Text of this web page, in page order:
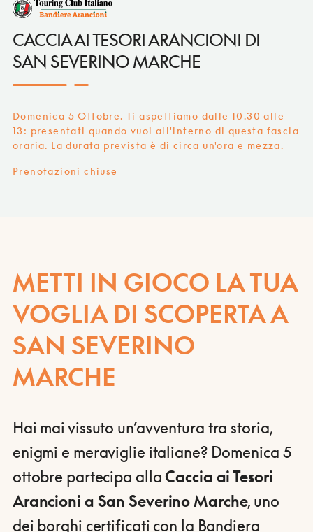
CACCIA AI TESORI ARANCIONI DI
SAN SEVERINO MARCHE
Domenica 5 Ottobre. Ti aspettiamo dalle 10.30 alle
13: presentati quando vuoi all'interno di questa fascia
oraria. La durata prevista è di circa un'ora e mezza.
Prenotazioni chiuse
METTI IN GIOCO LA TUA
VOGLIA DI SCOPERTA A
SAN SEVERINO
MARCHE
Hai mai vissuto un’avventura tra storia,
enigmi e meraviglie italiane? Domenica 5
ottobre partecipa alla Caccia ai Tesori
Arancioni a San Severino Marche, uno
dei borghi certificati con la Bandiera